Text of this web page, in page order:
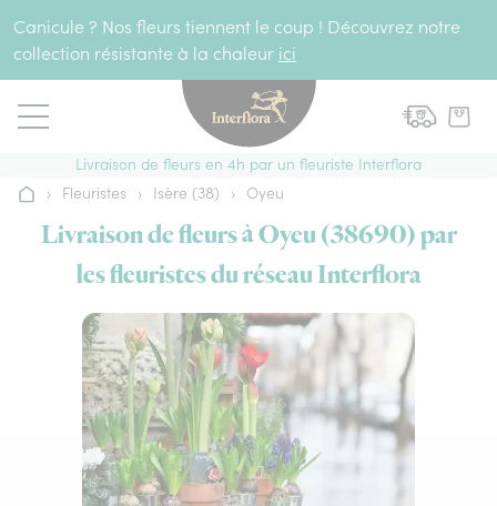
Canicule ? Nos fleurs tiennent le coup ! Découvrez notre
collection résistante à la chaleur ici
Livraison de fleurs en 4h par un fleuriste Interflora
Accueil
› Fleuristes › Isère (38) › Oyeu
Livraison de fleurs à Oyeu (38690) par
les fleuristes du réseau Interflora